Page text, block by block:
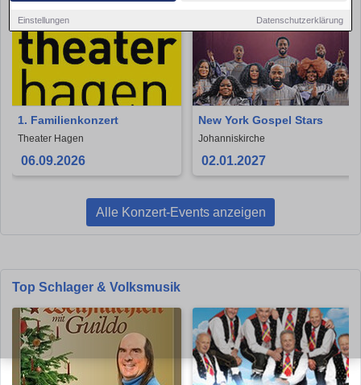
Einstellungen Datenschutzerklärung
1. Familienkonzert
Theater Hagen
06.09.2026
New York Gospel Stars
Johanniskirche
02.01.2027
Alle Konzert-Events anzeigen
Top Schlager & Volksmusik